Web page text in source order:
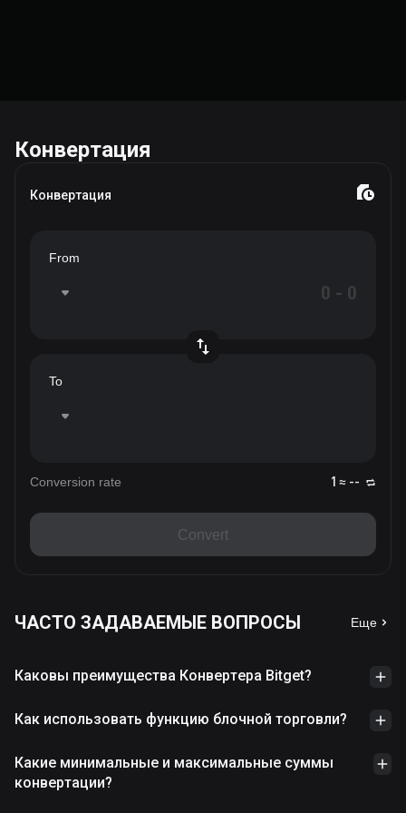
Конвертация
Конвертация
From
To
Conversion rate 1 ≈ --
Convert
ЧАСТО ЗАДАВАЕМЫЕ ВОПРОСЫ Еще
Каковы преимущества Конвертера Bitget?
Как использовать функцию блочной торговли?
Какие минимальные и максимальные суммы
конвертации?